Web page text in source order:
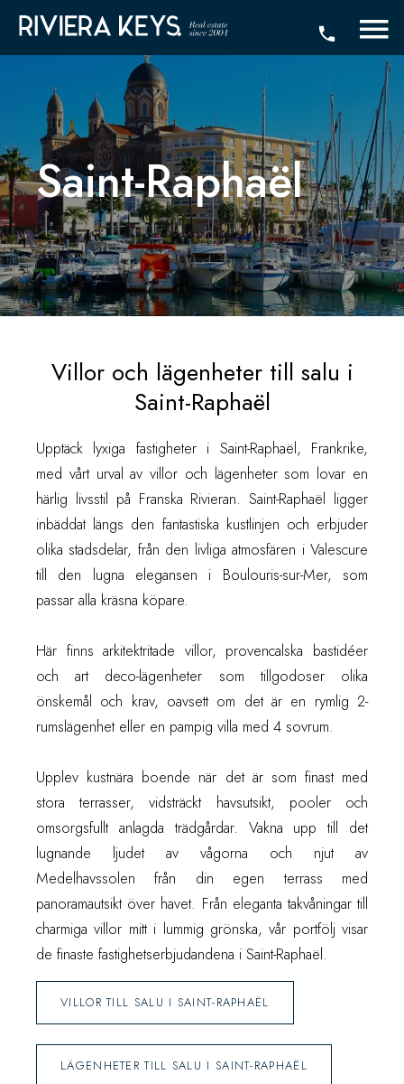
Saint-Raphaël
Villor och lägenheter till salu i
Saint-Raphaël
Upptäck lyxiga fastigheter i Saint-Raphaël, Frankrike,
med vårt urval av villor och lägenheter som lovar en
härlig livsstil på Franska Rivieran. Saint-Raphaël ligger
inbäddat längs den fantastiska kustlinjen och erbjuder
olika stadsdelar, från den livliga atmosfären i Valescure
till den lugna elegansen i Boulouris-sur-Mer, som
passar alla kräsna köpare.
Här finns arkitektritade villor, provencalska bastidéer
och art deco-lägenheter som tillgodoser olika
önskemål och krav, oavsett om det är en rymlig 2-
rumslägenhet eller en pampig villa med 4 sovrum.
Upplev kustnära boende när det är som finast med
stora terrasser, vidsträckt havsutsikt, pooler och
omsorgsfullt anlagda trädgårdar. Vakna upp till det
lugnande ljudet av vågorna och njut av
Medelhavssolen från din egen terrass med
panoramautsikt över havet. Från eleganta takvåningar till
charmiga villor mitt i lummig grönska, vår portfölj visar
de finaste fastighetserbjudandena i Saint-Raphaël.
VILLOR TILL SALU I SAINT-RAPHAËL
LÄGENHETER TILL SALU I SAINT-RAPHAËL